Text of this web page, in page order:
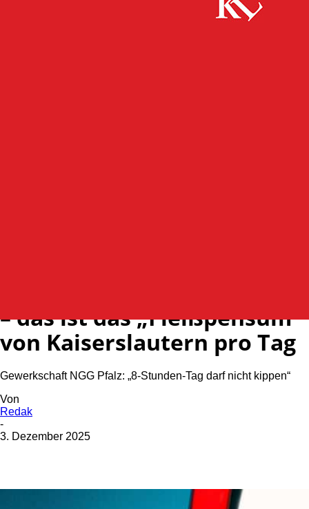
– das ist das „Fleißpensum“
von Kaiserslautern pro Tag
Gewerkschaft NGG Pfalz: „8-Stunden-Tag darf nicht kippen“
Von
Redak
-
3. Dezember 2025